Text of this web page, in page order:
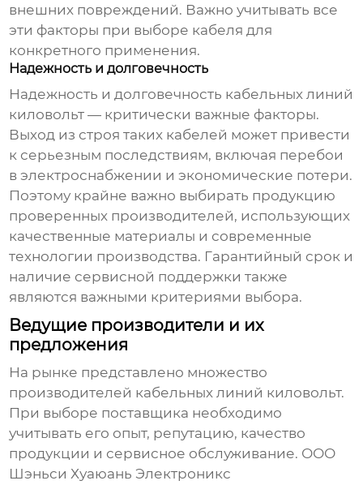
внешних повреждений. Важно учитывать все
эти факторы при выборе кабеля для
конкретного применения.
Надежность и долговечность
Надежность и долговечность кабельных линий
киловольт — критически важные факторы.
Выход из строя таких кабелей может привести
к серьезным последствиям, включая перебои
в электроснабжении и экономические потери.
Поэтому крайне важно выбирать продукцию
проверенных производителей, использующих
качественные материалы и современные
технологии производства. Гарантийный срок и
наличие сервисной поддержки также
являются важными критериями выбора.
Ведущие производители и их
предложения
На рынке представлено множество
производителей кабельных линий киловольт.
При выборе поставщика необходимо
учитывать его опыт, репутацию, качество
продукции и сервисное обслуживание. ООО
Шэньси Хуаюань Электроникс